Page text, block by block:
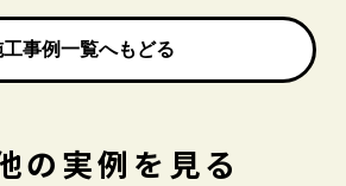
工事例一覧へもどる
工事例一覧へもどる
の実例を見る